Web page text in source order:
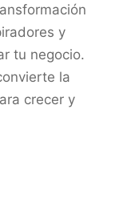
y
tu negocio.
la
crecer y